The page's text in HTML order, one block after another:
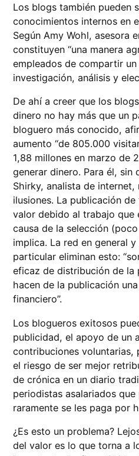
Los blogs también pueden
conocimientos internos en
Según Amy Wohl, asesora
constituyen “una manera
empleados de compartir
investigación, análisis y
De ahí a creer que los
dinero no hay más que un
bloguero más conocido,
aumento “de 805.000
1,88 millones en marzo de
generar dinero. Para él, sin
Shirky, analista de
ilusiones. La publicación
valor debido al trabajo que
causa de la selección
implica. La red en general
particular eliminan esto:
eficaz de distribución de la
hacen de la publicación
financiero”.
Los blogueros exitosos
publicidad, el apoyo de un
contribuciones voluntarias,
el riesgo de ser mejor
de crónica en un diario
periodistas asalariados
raramente se les paga por
¿Es esto un problema?
del valor es lo que torna a